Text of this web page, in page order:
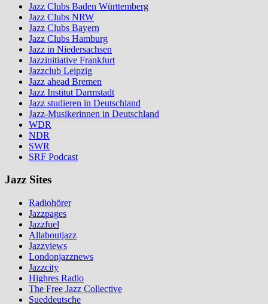
Jazz Clubs Baden Württemberg
Jazz Clubs NRW
Jazz Clubs Bayern
Jazz Clubs Hamburg
Jazz in Niedersachsen
Jazzinitiative Frankfurt
Jazzclub Leipzig
Jazz ahead Bremen
Jazz Institut Darmstadt
Jazz studieren in Deutschland
Jazz-Musikerinnen in Deutschland
WDR
NDR
SWR
SRF Podcast
Jazz Sites
Radiohörer
Jazzpages
Jazzfuel
Allaboutjazz
Jazzviews
Londonjazznews
Jazzcity
Highres Radio
The Free Jazz Collective
Sueddeutsche